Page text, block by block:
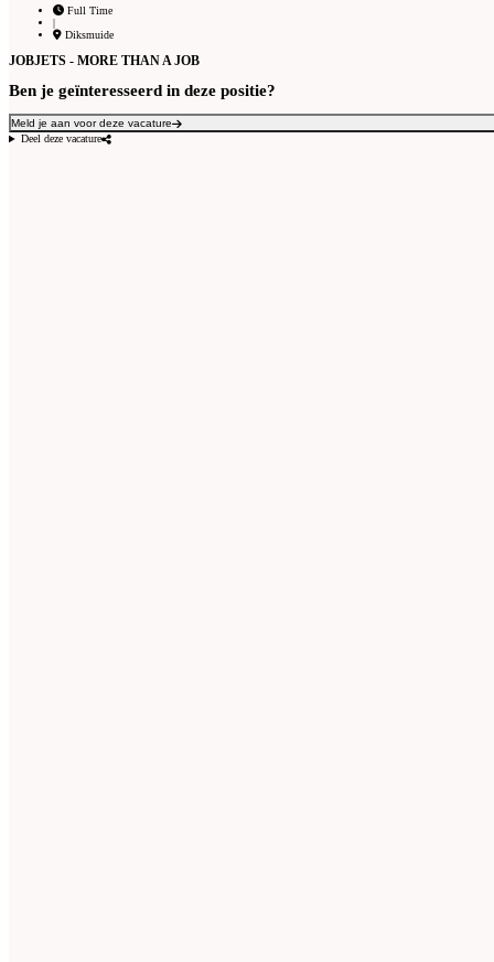
Full Time
|
Diksmuide
JOBJETS - MORE THAN A JOB
Ben je geïnteresseerd in deze positie?
Meld je aan voor deze vacature
Deel deze vacature